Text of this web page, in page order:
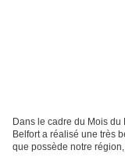
Dans le cadre du Mois
Belfort a réalisé une très
que possède notre